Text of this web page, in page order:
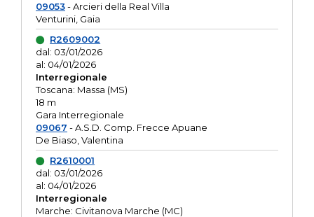
09053- Arcieri della Real Villa
Venturini, Gaia
R2609002
dal: 03/01/2026
al: 04/01/2026
Interregionale
Toscana: Massa (MS)
18 m
Gara Interregionale
09067 - A.S.D. Comp. Frecce Apuane
De Biaso, Valentina
R2610001
dal: 03/01/2026
al: 04/01/2026
Interregionale
Marche: Civitanova Marche (MC)